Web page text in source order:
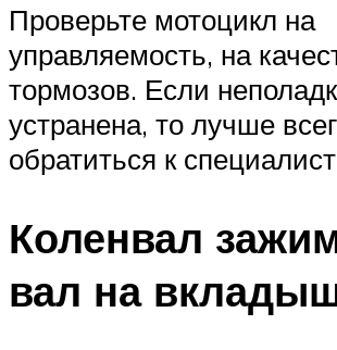
Проверьте мотоцикл на
управляемость, на
тормозов. Если
устранена, то лучше
обратиться к
Коленвал
вал на